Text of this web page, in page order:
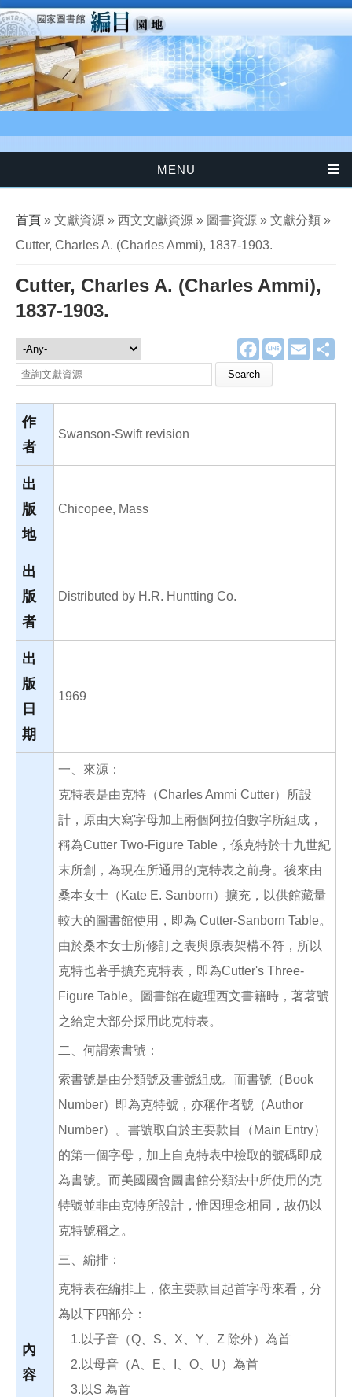
移至主內容
MENU
您在這裡
首頁 » 文獻資源 » 西文文獻資源 » 圖書資源 » 文獻分類 »
Cutter, Charles A. (Charles Ammi), 1837-1903.
Cutter, Charles A. (Charles Ammi),
1837-1903.
F
a
e
o
L
E
m
文獻資源
Search this site
作
者
Swanson-Swift revision
出
版
地
Chicopee, Mass
出
版
者
Distributed by H.R. Huntting Co.
出
版
日
期
1969
內
容
一、來源：
克特表是由克特（Charles Ammi Cutter）所設
計，原由大寫字母加上兩個阿拉伯數字所組成，
稱為Cutter Two-Figure Table，係克特於十九世紀
末所創，為現在所通用的克特表之前身。後來由
桑本女士（Kate E. Sanborn）擴充，以供館藏量
較大的圖書館使用，即為 Cutter-Sanborn Table。
由於桑本女士所修訂之表與原表架構不符，所以
克特也著手擴充克特表，即為Cutter's Three-
Figure Table。圖書館在處理西文書籍時，著著號
之給定大部分採用此克特表。
二、何謂索書號：
索書號是由分類號及書號組成。而書號（Book
Number）即為克特號，亦稱作者號（Author
Number）。書號取自於主要款目（Main Entry）
的第一個字母，加上自克特表中檢取的號碼即成
為書號。而美國國會圖書館分類法中所使用的克
特號並非由克特所設計，惟因理念相同，故仍以
克特號稱之。
三、編排：
克特表在編排上，依主要款目起首字母來看，分
為以下四部分：
1.以子音（Q、S、X、Y、Z 除外）為首
2.以母音（A、E、I、O、U）為首
3.以S 為首